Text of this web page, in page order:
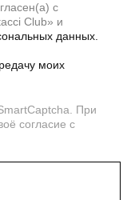
с
Club» и
данных.
моих
При
согласие с